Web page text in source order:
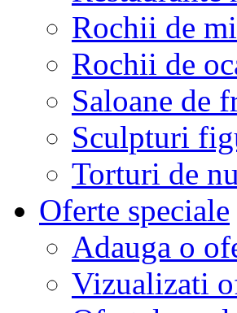
Rochii de
Rochii de
Saloane de
Sculpturi
Torturi de
Oferte speciale
Adauga o
Vizualizati